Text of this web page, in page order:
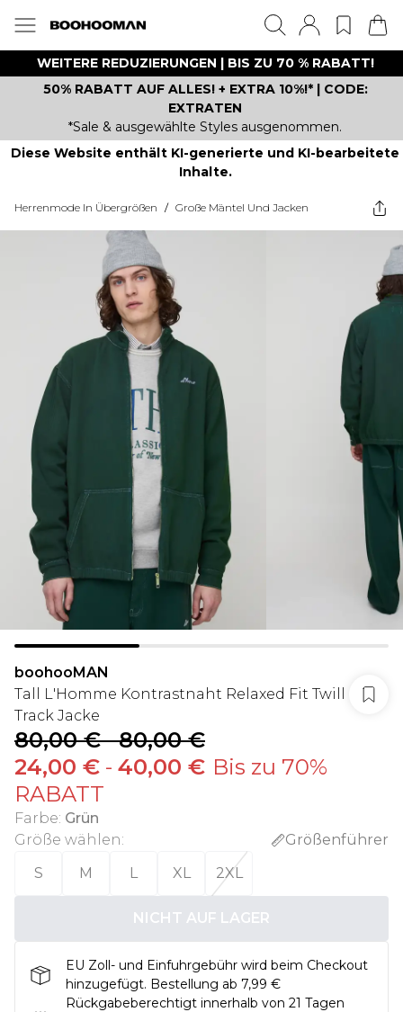
WEITERE REDUZIERUNGEN | BIS ZU 70 % RABATT!
50% RABATT AUF ALLES! + EXTRA 10%!* | CODE:
EXTRATEN
*Sale & ausgewählte Styles ausgenommen.
Diese Website enthält KI-generierte und KI-bearbeitete
Inhalte.
Herrenmode In Übergrößen / Große Mäntel Und Jacken
boohooMAN
Tall L'Homme Kontrastnaht Relaxed Fit Twill
Track Jacke
80,00 €-80,00 €
24,00 € - 40,00 € Bis zu 70%
RABATT
Farbe: Grün
Größe wählen:
Größenführer
S
M L XL 2XL
NICHT AUF LAGER
EU Zoll- und Einfuhrgebühr wird beim Checkout
hinzugefügt. Bestellung ab 7,99 €
Rückgabeberechtigt innerhalb von 21 Tagen